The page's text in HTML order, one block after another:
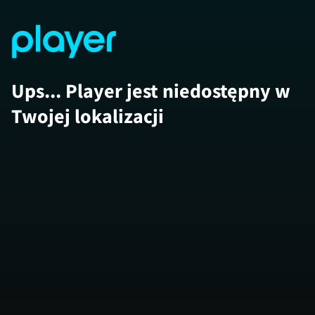
Ups... Player jest niedostępny w
Twojej lokalizacji